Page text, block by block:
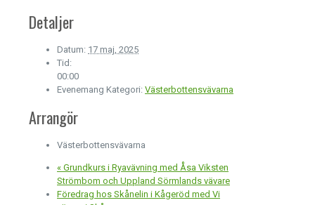
Detaljer
Datum: 17 maj, 2025
Tid:
00:00
Evenemang Kategori: Västerbottensvävarna
Arrangör
Västerbottensvävarna
« Grundkurs i Ryavävning med Åsa Viksten
Strömbom och Uppland Sörmlands vävare
Föredrag hos Skånelin i Kågeröd med Vi